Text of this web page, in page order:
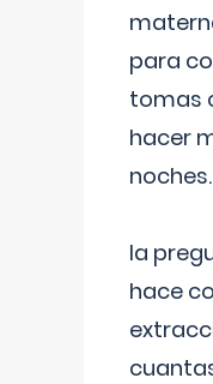
para
tomas
hacer
noches.
la
hace